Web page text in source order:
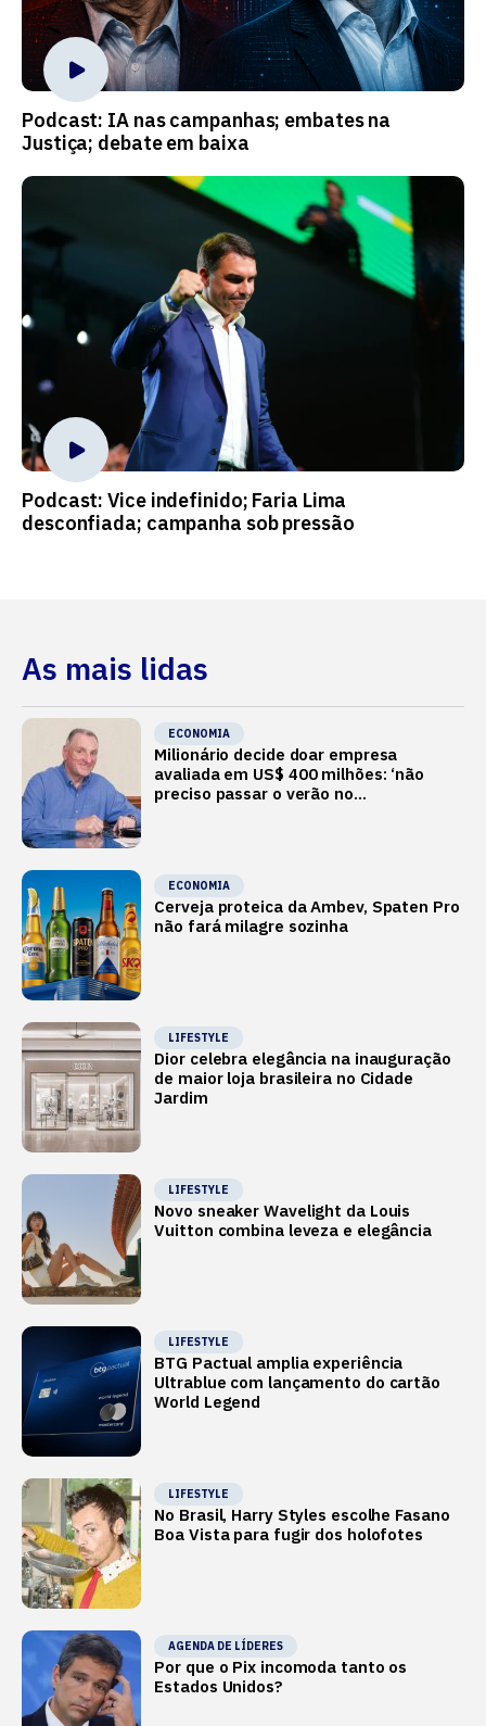
Podcast: IA nas campanhas; embates na
Justiça; debate em baixa
Podcast: Vice indefinido; Faria Lima
desconfiada; campanha sob pressão
As mais lidas
ECONOMIA
Milionário decide doar empresa
avaliada em US$ 400 milhões: ‘não
preciso passar o verão no
ECONOMIA
Cerveja proteica da Ambev, Spaten Pro
não fará milagre sozinha
LIFESTYLE
Dior celebra elegância na inauguração
de maior loja brasileira no Cidade
Jardim
LIFESTYLE
Novo sneaker Wavelight da Louis
Vuitton combina leveza e elegância
LIFESTYLE
BTG Pactual amplia experiência
Ultrablue com lançamento do cartão
World Legend
LIFESTYLE
No Brasil, Harry Styles escolhe Fasano
Boa Vista para fugir dos holofotes
AGENDA DE LÍDERES
Por que o Pix incomoda tanto os
Estados Unidos?